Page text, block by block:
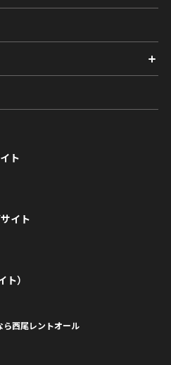
ト
イト
）
西尾レントオール